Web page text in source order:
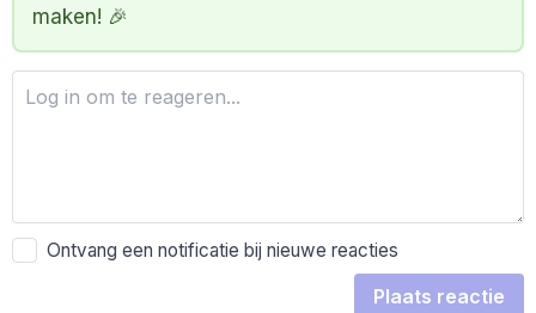
maken! 🎉
Ontvang een notificatie bij nieuwe reacties
Plaats reactie